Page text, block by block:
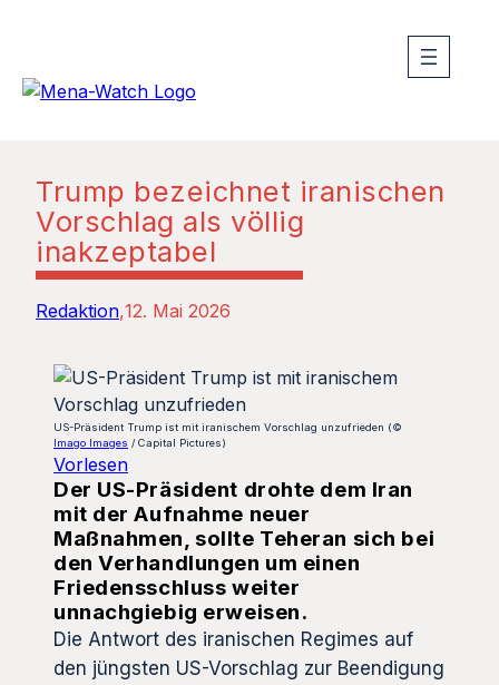
Trump bezeichnet iranischen
Vorschlag als völlig
inakzeptabel
Redaktion 12. Mai 2026
US-Präsident Trump ist mit iranischem Vorschlag unzufrieden (©
Imago Images / Capital Pictures)
Vorlesen
Der US-Präsident drohte dem Iran
mit der Aufnahme neuer
Maßnahmen, sollte Teheran sich bei
den Verhandlungen um einen
Friedensschluss weiter
unnachgiebig erweisen.
Die Antwort des iranischen Regimes auf
den jüngsten US-Vorschlag zur Beendigung